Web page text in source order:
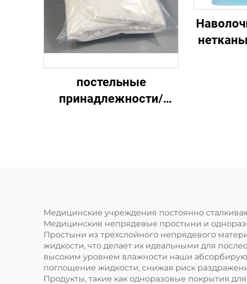
постельные
принадлежности/
Медицинские учреждения постоянно
Медицинские непрядевые простыни и
Простыни из трехслойного непрядевого
жидкости, что делает их идеальными для
высоким уровнем влажности наши
поглощение жидкости, снижая риск
Продукты, такие как одноразовые покрытия